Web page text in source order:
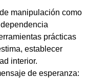
manipulación como
dependencia
prácticas
establecer
interior.
de esperanza: